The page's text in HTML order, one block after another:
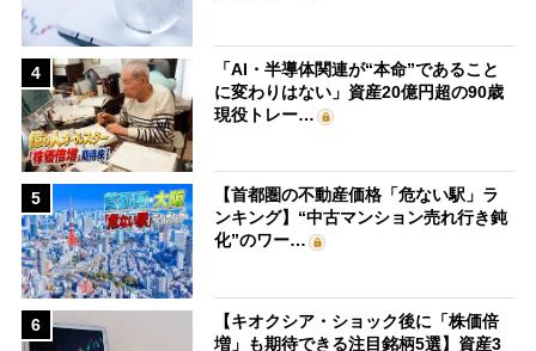
4
「AI・半導体関連が“本命”であること
に変わりはない」資産20億円超の90歳
現役トレー…
5
【首都圏の不動産価格「危ない駅」ラ
ンキング】“中古マンション売れ行き鈍
化”のワー…
6
【キオクシア・ショック後に「株価倍
増」も期待できる注目銘柄5選】資産3